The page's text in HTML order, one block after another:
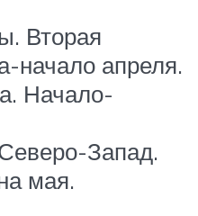
Вторая
начало апреля.
Начало-
Запад.
мая.